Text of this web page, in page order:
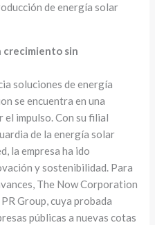
de energía solar
crecimiento sin
soluciones de energía
se encuentra en una
el impulso. Con su filial
de la energía solar
la empresa ha ido
y sostenibilidad. Para
The Now Corporation
Group, cuya probada
públicas a nuevas cotas